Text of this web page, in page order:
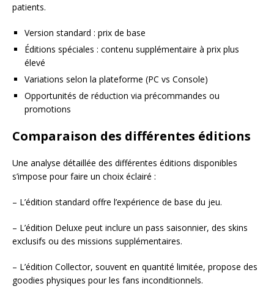
patients.
Version standard : prix de base
Éditions spéciales : contenu supplémentaire à prix plus
élevé
Variations selon la plateforme (PC vs Console)
Opportunités de réduction via précommandes ou
promotions
Comparaison des différentes éditions
Une analyse détaillée des différentes éditions disponibles
s’impose pour faire un choix éclairé :
– L’édition standard offre l’expérience de base du jeu.
– L’édition Deluxe peut inclure un pass saisonnier, des skins
exclusifs ou des missions supplémentaires.
– L’édition Collector, souvent en quantité limitée, propose des
goodies physiques pour les fans inconditionnels.